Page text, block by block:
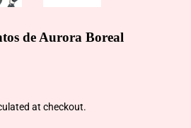
de Aurora Boreal
at checkout.